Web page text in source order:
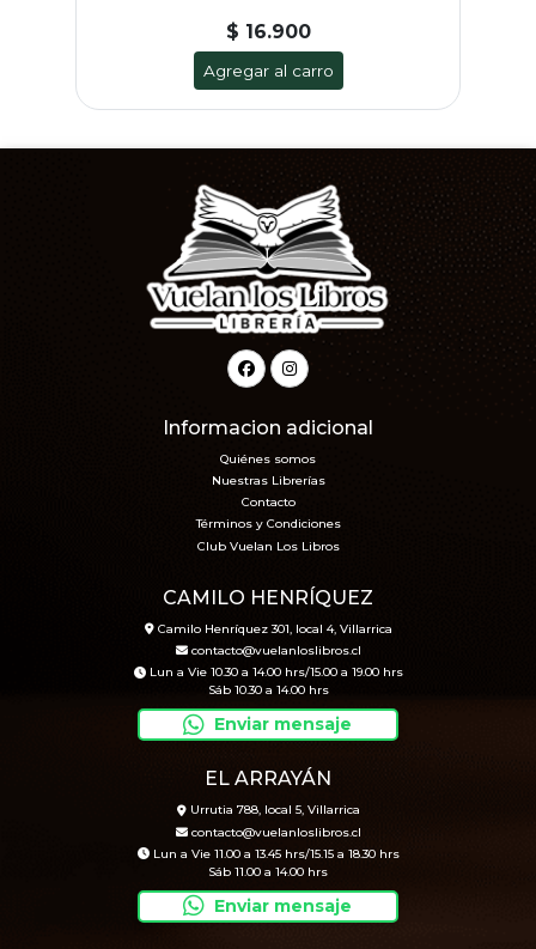
$ 16.900
Agregar al carro
Informacion adicional
Quiénes somos
Nuestras Librerías
Contacto
Términos y Condiciones
Club Vuelan Los Libros
CAMILO HENRÍQUEZ
Camilo Henríquez 301, local 4, Villarrica
contacto@vuelanloslibros.cl
Lun a Vie 10.30 a 14.00 hrs/15.00 a 19.00 hrs
Sáb 10.30 a 14.00 hrs
Enviar mensaje
EL ARRAYÁN
Urrutia 788, local 5, Villarrica
contacto@vuelanloslibros.cl
Lun a Vie 11.00 a 13.45 hrs/15.15 a 18.30 hrs
Sáb 11.00 a 14.00 hrs
Enviar mensaje